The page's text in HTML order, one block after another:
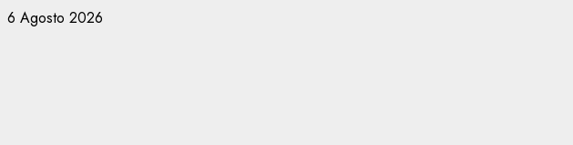
Vai
6 Agosto 2026